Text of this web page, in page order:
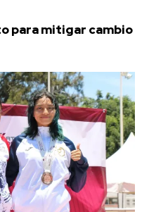
para mitigar cambio